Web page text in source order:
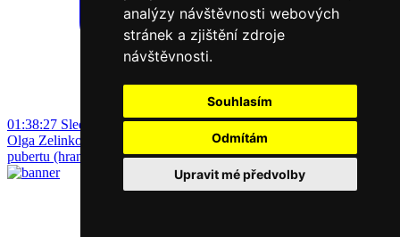
analýzy návštěvnosti webových
stránek a zjištění zdroje
návštěvnosti.
Souhlasím
Odmítám
Upravit mé předvolby
01:38:27 Sledovat nyní
Olga Zelinková
ADHD ve třídě i doma: co funguje od školky po
pubertu (hranice, rutiny, motivace a podpora)